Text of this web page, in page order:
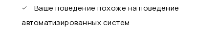
Ваше поведение похоже на поведение
автоматизированных систем